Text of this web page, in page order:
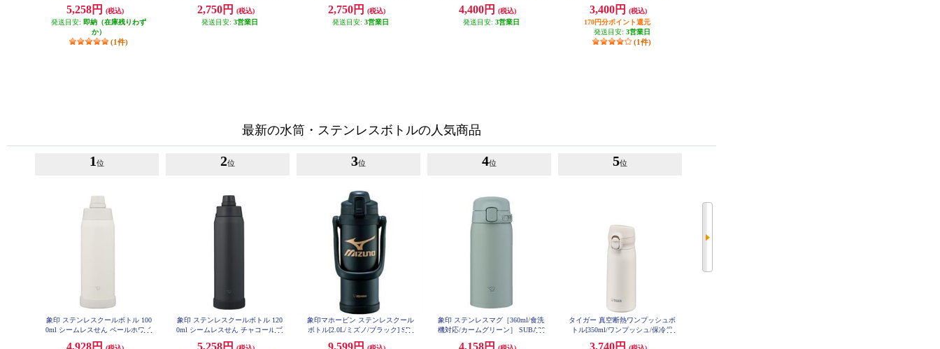
5,258円
(税込)
発送目安: 即納（在庫残りわず
か）
(1件)
2,750円
(税込)
発送目安: 3営業日
2,750円
(税込)
発送目安: 3営業日
4,400円
(税込)
発送目安: 3営業日
3,400円
(税込)
170円分ポイント還元
発送目安: 3営業日
(1件)
最新の水筒・ステンレスボトルの人気商品
1 位
象印 ステンレスクールボトル 100
0ml シームレスせん ペールホワイ
4,928円
2位
象印 ステンレスクールボトル 120
0ml シームレスせん チャコールブ
5,258円
3位
象印マホービン ステンレスクール
ボトル[2.0L/ミズノ/ブラック] SD-
9,599円
4位
象印 ステンレスマグ［360ml/食洗
機対応/カームグリーン］ SUBA36
4,158円
5位
タイガー 真空断熱ワンプッシュボ
トル[350ml/ワンプッシュ/保冷保
3,740円